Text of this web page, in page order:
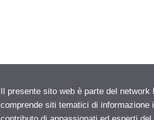
Il presente sito web è parte del
comprende siti tematici di informazione